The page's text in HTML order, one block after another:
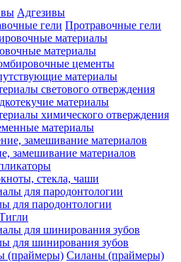
Адгезивы
Протравочные гели
материалы
цементы
материалы
светового отверждения
материалы
химического отверждения
материалы
замешивание материалов
стекла, чаши
для пародонтологии
для шинирования зубов
Силаны (праймеры)